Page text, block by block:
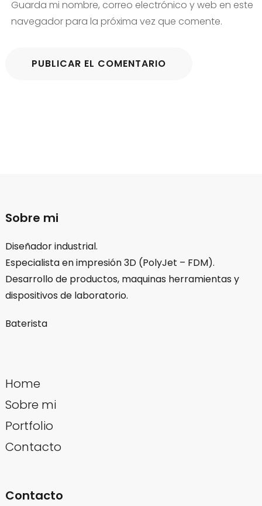
Guarda mi nombre, correo electrónico y web en este
navegador para la próxima vez que comente.
Sobre mi
Diseñador industrial.
Especialista en impresión 3D (PolyJet – FDM).
Desarrollo de productos, maquinas herramientas y
dispositivos de laboratorio.
Baterista
Home
Sobre mi
Portfolio
Contacto
Contacto